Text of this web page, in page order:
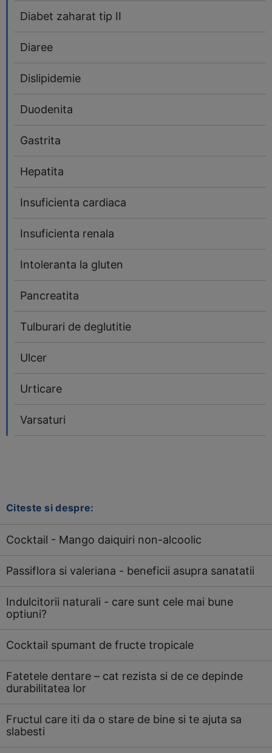
Diabet zaharat tip II
Diaree
Dislipidemie
Duodenita
Gastrita
Hepatita
Insuficienta cardiaca
Insuficienta renala
Intoleranta la gluten
Pancreatita
Tulburari de deglutitie
Ulcer
Urticare
Varsaturi
Citeste si despre:
Cocktail - Mango daiquiri non-alcoolic
Passiflora si valeriana - beneficii asupra sanatatii
Indulcitorii naturali - care sunt cele mai bune
optiuni?
Cocktail spumant de fructe tropicale
Fatetele dentare – cat rezista si de ce depinde
durabilitatea lor
Fructul care iti da o stare de bine si te ajuta sa
slabesti